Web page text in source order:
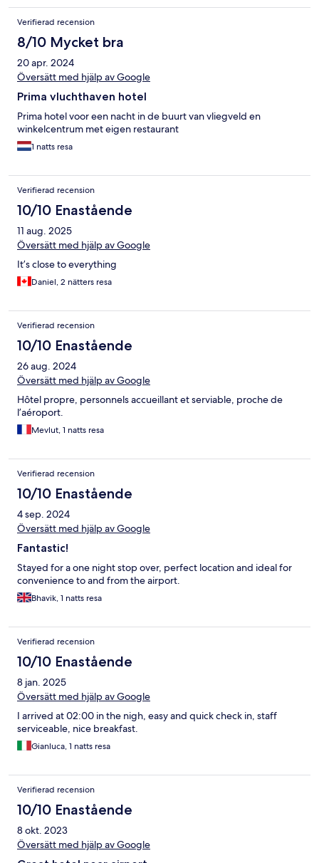
Verifierad recension
8/10 Mycket bra
20 apr. 2024
Översätt med hjälp av Google
Prima vluchthaven hotel
Prima hotel voor een nacht in de buurt van vliegveld en
winkelcentrum met eigen restaurant
1 natts resa
Verifierad recension
10/10 Enastående
11 aug. 2025
Översätt med hjälp av Google
It’s close to everything
Daniel, 2 nätters resa
Verifierad recension
10/10 Enastående
26 aug. 2024
Översätt med hjälp av Google
Hôtel propre, personnels accueillant et serviable, proche de
l’aéroport.
Mevlut, 1 natts resa
Verifierad recension
10/10 Enastående
4 sep. 2024
Översätt med hjälp av Google
Fantastic!
Stayed for a one night stop over, perfect location and ideal for
convenience to and from the airport.
Bhavik, 1 natts resa
Verifierad recension
10/10 Enastående
8 jan. 2025
Översätt med hjälp av Google
I arrived at 02:00 in the nigh, easy and quick check in, staff
serviceable, nice breakfast.
Gianluca, 1 natts resa
Verifierad recension
10/10 Enastående
8 okt. 2023
Översätt med hjälp av Google